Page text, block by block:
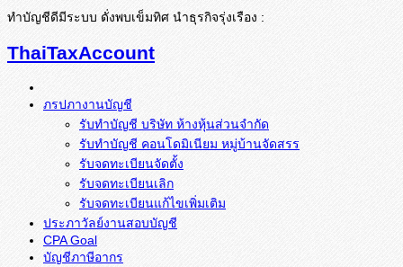
ทำบัญชีดีมีระบบ ดั่งพบเข็มทิศ นำธุรกิจรุ่งเรือง :
ThaiTaxAccount
ภรปภางานบัญชี
รับทำบัญชี บริษัท ห้างหุ้นส่วนจำกัด
รับทำบัญชี คอนโดมิเนียม หมู่บ้านจัดสรร
รับจดทะเบียนจัดตั้ง
รับจดทะเบียนเลิก
รับจดทะเบียนแก้ไขเพิ่มเติม
ประภาวัลย์งานสอบบัญชี
CPA Goal
บัญชีภาษีอากร